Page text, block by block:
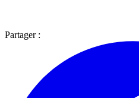
Partager :